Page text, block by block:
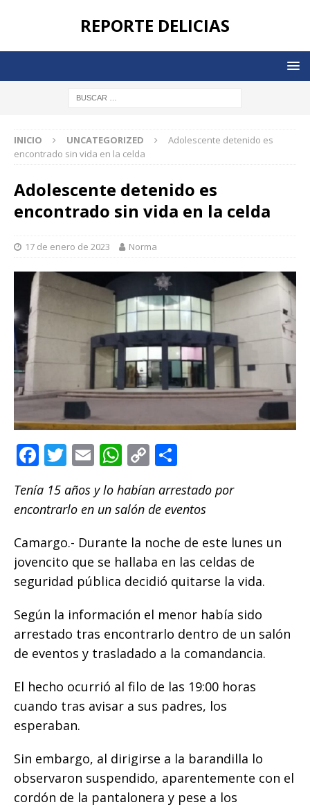
REPORTE DELICIAS
INICIO UNCATEGORIZED
Adolescente detenido es
encontrado sin vida en la celda
Adolescente detenido es
encontrado sin vida en la celda
17 de enero de 2023 Norma
F
c
e
b
o
o
k
T
it
te
r
E
m
ai
l
W
h
at
s
A
p
p
C
p
y
Li
n
k
m
p
ar
ti
r
Tenía 15 años y lo habían arrestado por
encontrarlo en un salón de eventos
Camargo.- Durante la noche de este lunes un
jovencito que se hallaba en las celdas de
seguridad pública decidió quitarse la vida.
Según la información el menor había sido
arrestado tras encontrarlo dentro de un salón
de eventos y trasladado a la comandancia.
El hecho ocurrió al filo de las 19:00 horas
cuando tras avisar a sus padres, los
esperaban.
Sin embargo, al dirigirse a la barandilla lo
observaron suspendido, aparentemente con el
cordón de la pantalonera y pese a los